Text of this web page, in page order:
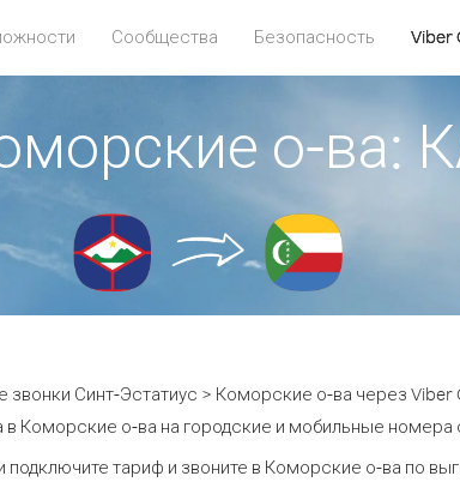
Сообщества Безопасность Viber
о-
звонки Синт-Эстатиус > Коморские о-ва через Viber
в Коморские о-ва на городские и мобильные номера
подключите тариф и звоните в Коморские о-ва по